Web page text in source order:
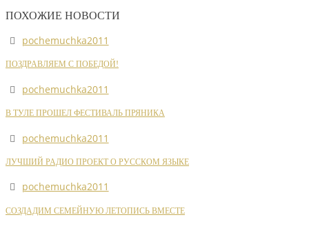
ПОХОЖИЕ НОВОСТИ
pochemuchka2011
ПОЗДРАВЛЯЕМ С ПОБЕДОЙ!
pochemuchka2011
В ТУЛЕ ПРОШЕЛ ФЕСТИВАЛЬ ПРЯНИКА
pochemuchka2011
ЛУЧШИЙ РАДИО ПРОЕКТ О РУССКОМ ЯЗЫКЕ
pochemuchka2011
СОЗДАДИМ СЕМЕЙНУЮ ЛЕТОПИСЬ ВМЕСТЕ